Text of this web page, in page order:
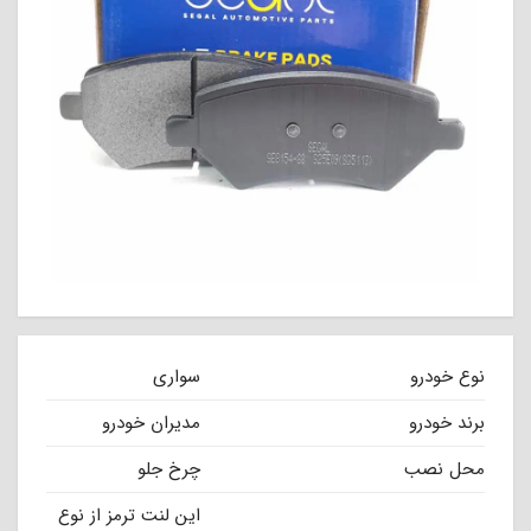
نوع خودرو
سواری
برند خودرو
مدیران خودرو
محل نصب
چرخ جلو
این لنت ترمز از نوع